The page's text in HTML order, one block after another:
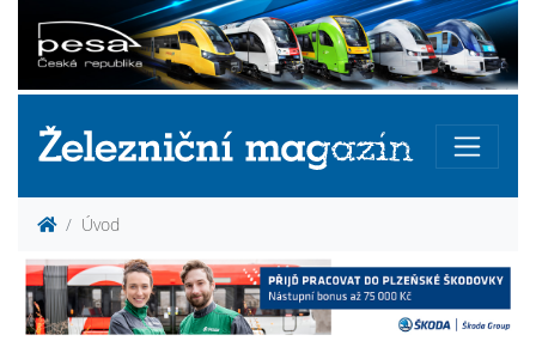
Úvod